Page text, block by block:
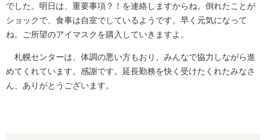
でした。明日は、重要事項？！を連絡しますからね。倒れたことが
ショックで、食事は自室でしているようです。早く元気になって
ね。ご所望のアイマスクを購入していきますよ。
札幌センターは、体調の悪い方もおり、みんなで協力しながら進
めてくれています。感謝です。延長勤務を快く受けたくれたみなさ
ん、ありがとうございます。